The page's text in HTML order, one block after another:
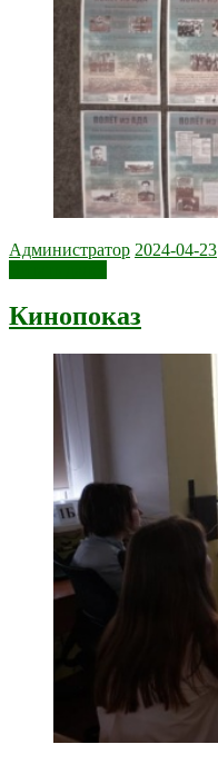
Администратор 2024-04-23
Кинопоказ